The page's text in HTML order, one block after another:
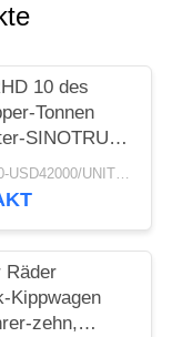
10 des
Tonnen
SINOTRUK
für Bau
USD38000-USD42000/UNIT)negotiation MOQ:1 EINHEIT
Räder
Kippwagen
zehn,